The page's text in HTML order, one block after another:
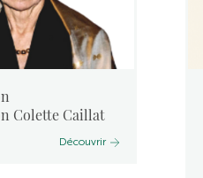
Colette Caillat
Découvrir